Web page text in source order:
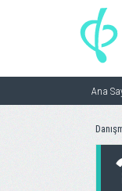
Ana